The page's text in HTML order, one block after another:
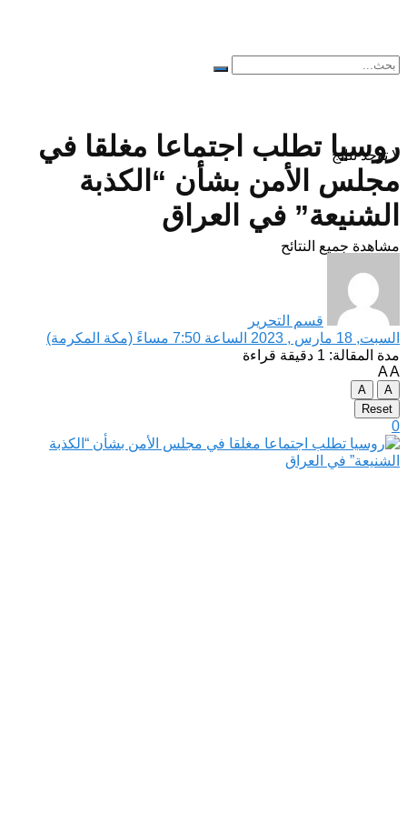
لا توجد نتائج
مشاهدة جميع النتائح
روسيا تطلب اجتماعا مغلقا في
مجلس الأمن بشأن “الكذبة
الشنيعة” في العراق
قسم التحرير
السبت, 18 مارس , 2023 الساعة 7:50 مساءً (مكة المكرمة)
مدة المقالة: 1 دقيقة قراءة
AA
A
A
Reset
0